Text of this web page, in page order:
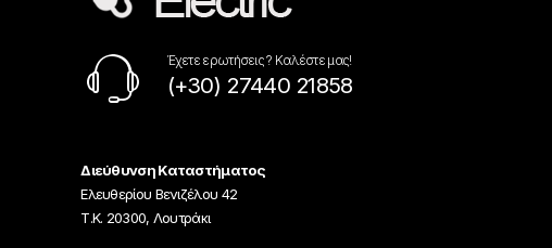
Έχετε ερωτήσεις ? Καλέστε μας!
(+30) 27440 21858
Διεύθυνση Καταστήματος
Ελευθερίου Βενιζέλου 42
Τ.Κ. 20300, Λουτράκι